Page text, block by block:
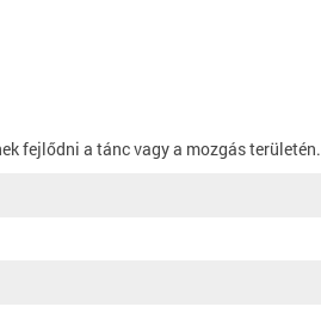
fejlődni a tánc vagy a mozgás területén.